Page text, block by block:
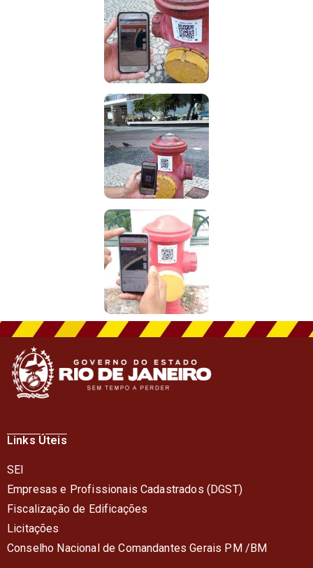
Links Úteis
SEI
Empresas e Profissionais Cadastrados (DGST)
Fiscalização de Edificações
Licitações
Conselho Nacional de Comandantes Gerais PM /BM